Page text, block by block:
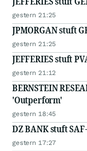
gestern 21:25
JPMORGAN stuft
gestern 21:25
JEFFERIES stuft
gestern 21:12
BERNSTEIN
'Outperform'
gestern 18:45
DZ BANK stuft
gestern 17:27